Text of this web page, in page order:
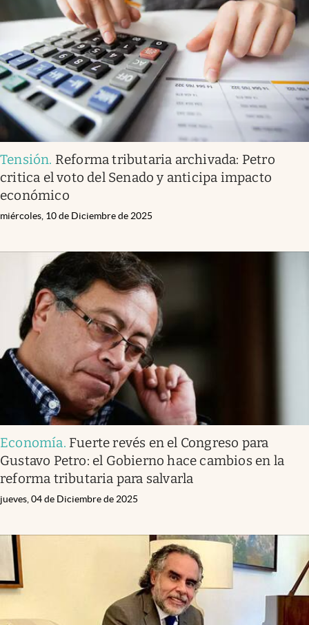
Tensión. Reforma tributaria archivada: Petro
critica el voto del Senado y anticipa impacto
económico
miércoles, 10 de Diciembre de 2025
Economía. Fuerte revés en el Congreso para
Gustavo Petro: el Gobierno hace cambios en la
reforma tributaria para salvarla
jueves, 04 de Diciembre de 2025